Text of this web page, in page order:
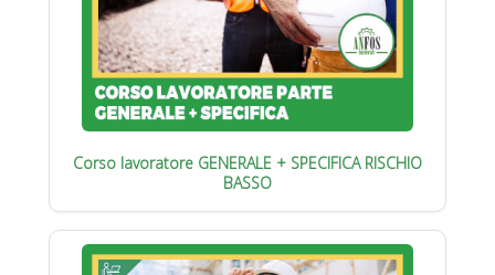
Corso lavoratore GENERALE + SPECIFICA RISCHIO
BASSO